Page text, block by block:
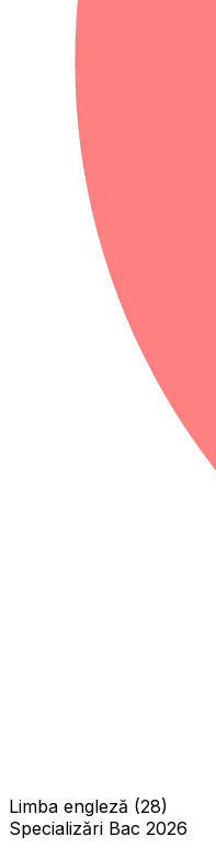
Limba engleză (28)
Specializări Bac 2026